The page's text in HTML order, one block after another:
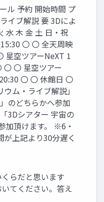
ル 予約 開始時間 プ
イブ解説 要 3Dによ
水 木 金 土 日・祝
〇 〇 全天周映
星空ツアーNeXT 1
〇 〇 星空ツアー
〇 〇 休館日 〇
ム・ライブ解説」
のどちらかへ参加
3Dシアター 宇宙の
加頂けます。 ※6・
が上記より30分遅く
らだと思います
てください。答え